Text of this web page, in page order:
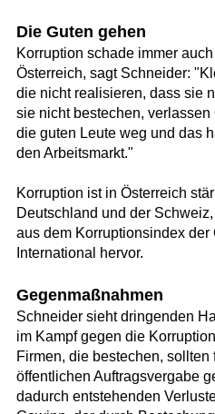
Die Guten gehen
Korruption schade immer
Österreich, sagt Schneider:
die nicht realisieren, dass sie
sie nicht bestechen,
die guten Leute weg und das
den Arbeitsmarkt."
Korruption ist in Österreich
Deutschland und der
aus dem Korruptionsindex
International hervor.
Gegenmaßnahmen
Schneider sieht dringenden
im Kampf gegen die
Firmen, die bestechen, sollten
öffentlichen Auftragsvergabe
dadurch entstehenden